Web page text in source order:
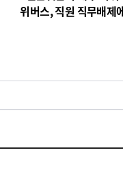
위버스, 직원 직무배제